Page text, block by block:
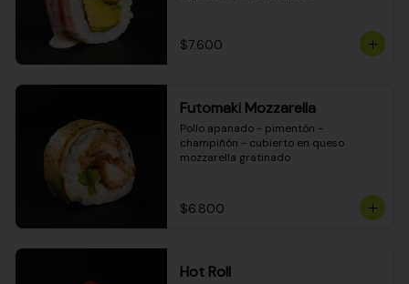
$7.600
Futomaki Mozzarella
Pollo apanado - pimentón -
champiñón - cubierto en queso
mozzarella gratinado
$6.800
Hot Roll